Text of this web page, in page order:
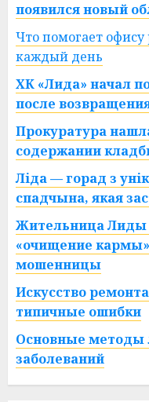
появился новый
Что помогает
каждый день
ХК «Лида» начал
после
Прокуратура
содержании
Ліда — горад з
спадчына, якая
Жительница Лиды
«очищение
мошенницы
Искусство
типичные ошибки
Основные методы
заболеваний